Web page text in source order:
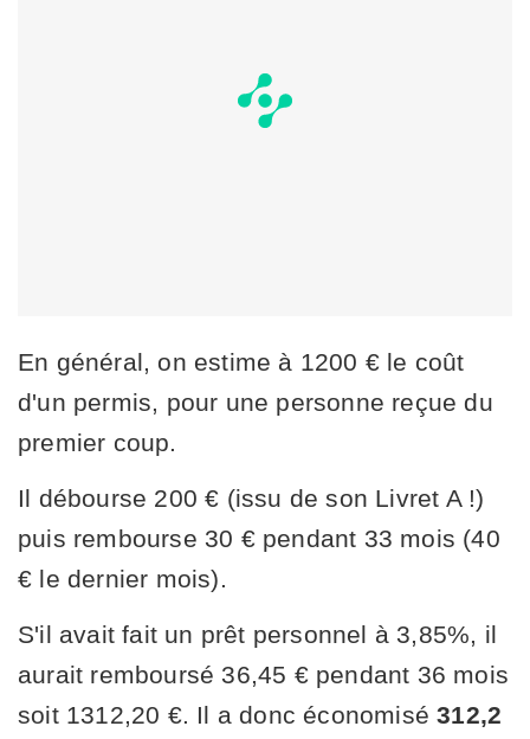
En général, on estime à 1200 € le coût
d'un permis, pour une personne reçue du
premier coup.
Il débourse 200 € (issu de son Livret A !)
puis rembourse 30 € pendant 33 mois (40
€ le dernier mois).
S'il avait fait un prêt personnel à 3,85%, il
aurait remboursé 36,45 € pendant 36 mois
soit 1312,20 €. Il a donc économisé312,2